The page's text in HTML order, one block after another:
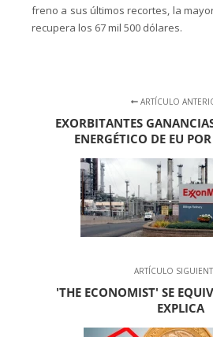
freno a sus últimos recortes, la
recupera los 67 mil 500 dólares.
ARTÍCULO
EXORBITANTES
ENERGÉTICO DE EU
ARTÍCULO
'THE ECONOMIST' SE
EXPLICA